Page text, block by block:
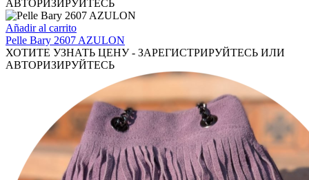
producto
АВТОРИЗИРУЙТЕСЬ
Añadir al carrito
Pelle Bary 2607 AZULON
ХОТИТЕ УЗНАТЬ ЦЕНУ - ЗАРЕГИСТРИРУЙТЕСЬ ИЛИ
АВТОРИЗИРУЙТЕСЬ